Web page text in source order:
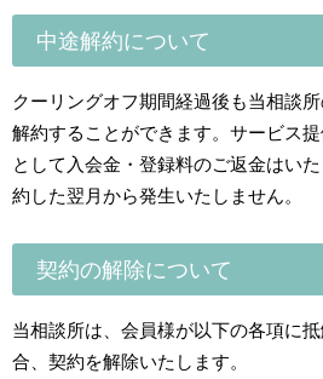
中途解約について
クーリングオフ期間経過後も当相談
解約することができます。サービス
として入会金・登録料のご返金はい
約した翌月から発生いたしません。
契約の解除について
当相談所は、会員様が以下の各項に
合、契約を解除いたします。